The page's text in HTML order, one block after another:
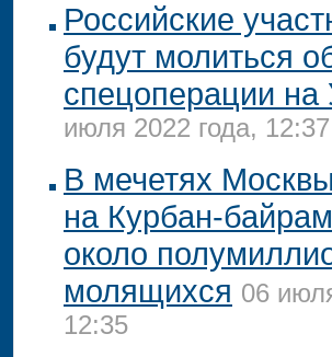
Российские
будут молиться
спецоперации на
июля 2022 года, 12:37
В мечетях
на Курбан-
около
молящихся 06
12:35